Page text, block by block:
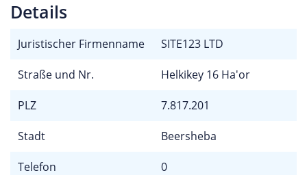
Details
Juristischer Firmenname SITE123 LTD
Straße und Nr. Helkikey 16 Ha'or
PLZ 7.817.201
Stadt Beersheba
Telefon 0